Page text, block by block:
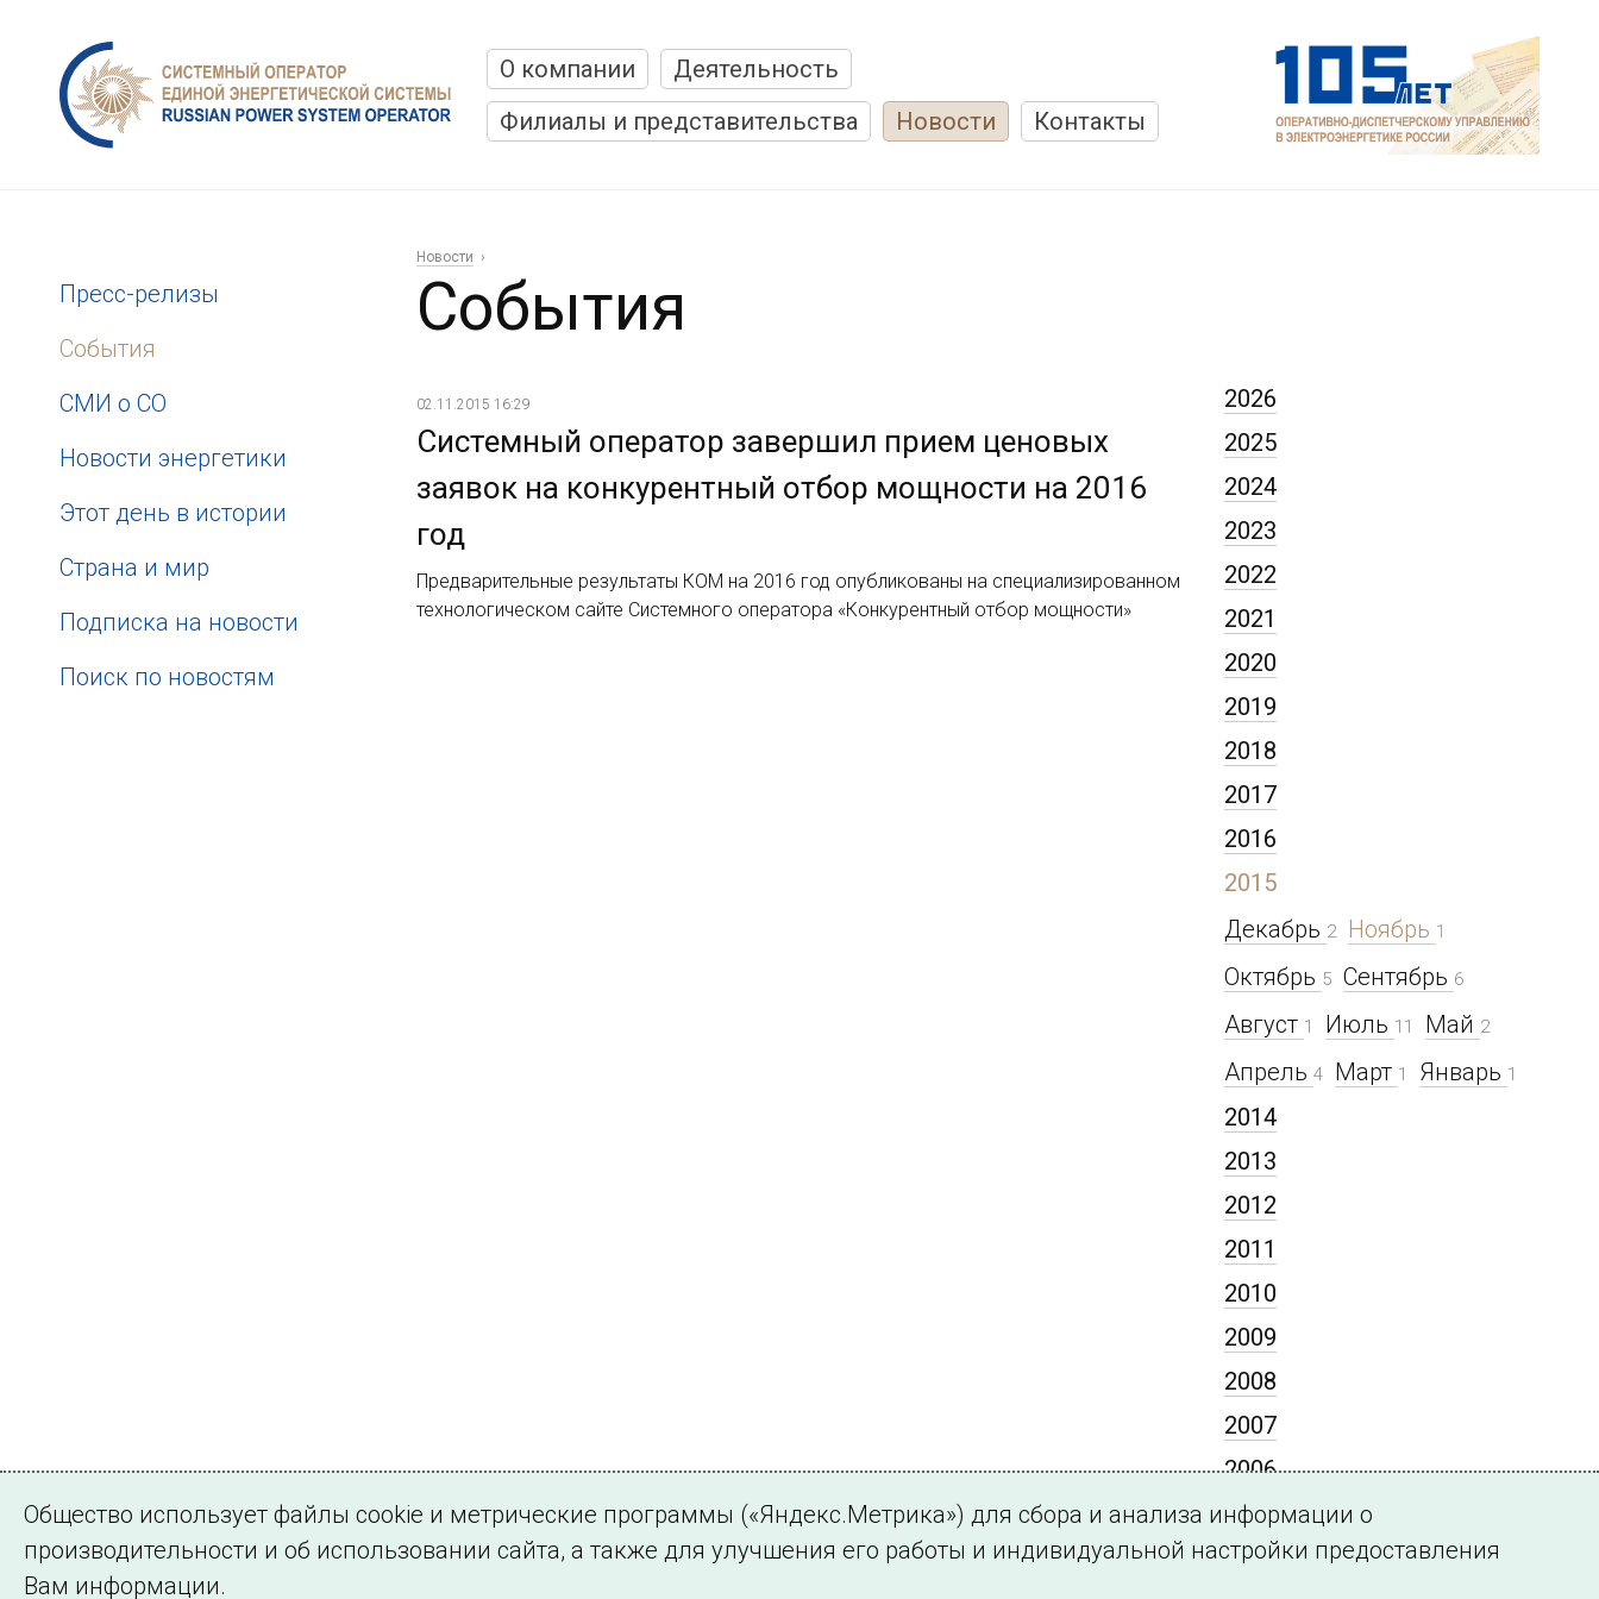
О компании
Деятельность
Филиалы и представительства
Новости Контакты
Пресс-релизы
События
СМИ о СО
Новости энергетики
Этот день в истории
Страна и мир
Подписка на новости
Поиск по новостям
Новости
События
02.11.2015 16:29
Системный оператор завершил прием ценовых
заявок на конкурентный отбор мощности на 2016
год
Предварительные результаты КОМ на 2016 год опубликованы на специализированном
технологическом сайте Системного оператора «Конкурентный отбор мощности»
2026
2025
2024
2023
2022
2021
2020
2019
2018
2017
2016
2015
Декабрь 2 Ноябрь 1
Октябрь 5 Сентябрь 6
Август 1 Июль 11 Май 2
Апрель 4 Март 1 Январь 1
2014
2013
2012
2011
2010
2009
2008
2007
2006
2005
Общество использует файлы cookie и метрические программы («Яндекс.Метрика») для сбора и анализа информации о
производительности и об использовании сайта, а также для улучшения его работы и индивидуальной настройки предоставления
Вам информации.